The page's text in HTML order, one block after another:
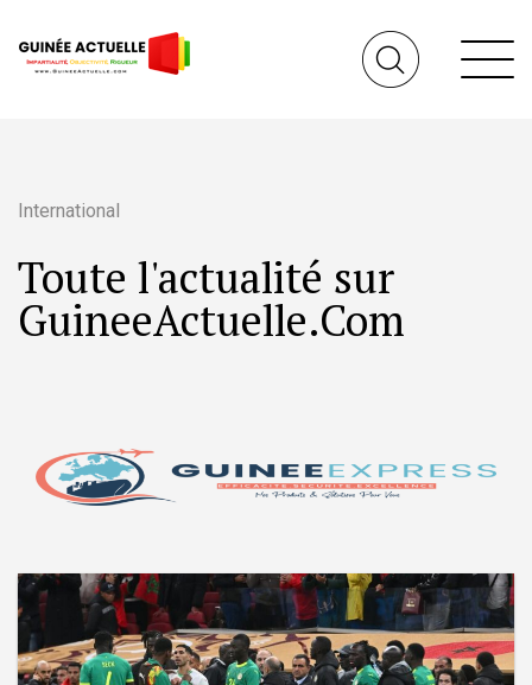
International
Toute l'actualité sur
GuineeActuelle.Com